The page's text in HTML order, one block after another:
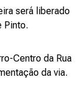
será liberado
Pinto.
Centro da Rua
da via.